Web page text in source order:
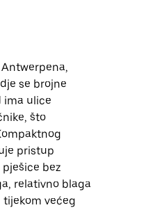
se brojne
ima ulice
što
pristup
bez
relativno blaga
većeg